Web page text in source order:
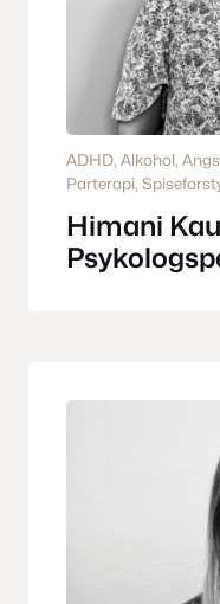
ADHD, Alkohol,
Parterapi,
Himani